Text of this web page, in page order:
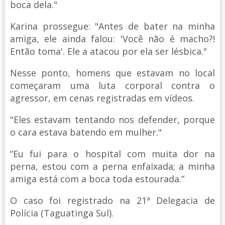
boca dela."
Karina prossegue: "Antes de bater na minha
amiga, ele ainda falou: 'Você não é macho?!
Então toma'. Ele a atacou por ela ser lésbica."
Nesse ponto, homens que estavam no local
começaram uma luta corporal contra o
agressor, em cenas registradas em vídeos.
"Eles estavam tentando nos defender, porque
o cara estava batendo em mulher."
“Eu fui para o hospital com muita dor na
perna, estou com a perna enfaixada; a minha
amiga está com a boca toda estourada.”
O caso foi registrado na 21ª Delegacia de
Polícia (Taguatinga Sul).